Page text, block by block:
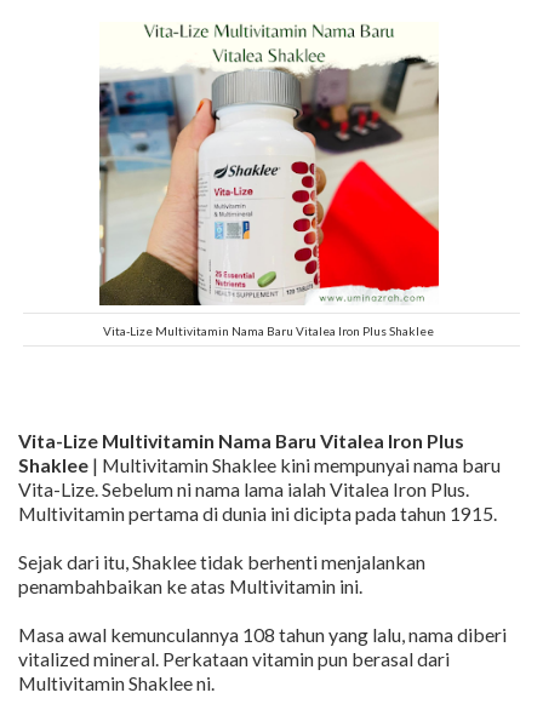
Vita-Lize Multivitamin Nama Baru Vitalea Iron Plus Shaklee
Vita-Lize Multivitamin Nama Baru Vitalea Iron Plus
Shaklee | Multivitamin Shaklee kini mempunyai nama baru
Vita-Lize. Sebelum ni nama lama ialah Vitalea Iron Plus.
Multivitamin pertama di dunia ini dicipta pada tahun 1915.
Sejak dari itu, Shaklee tidak berhenti menjalankan
penambahbaikan ke atas Multivitamin ini.
Masa awal kemunculannya 108 tahun yang lalu, nama diberi
vitalized mineral. Perkataan vitamin pun berasal dari
Multivitamin Shaklee ni.